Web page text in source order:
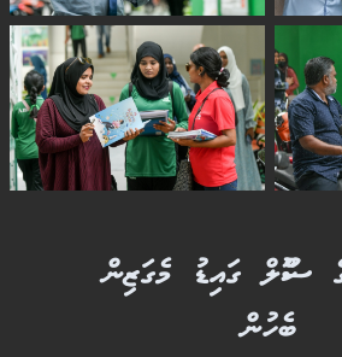
ސްކޫލް ގައިޑު މެގަޒިން
ބެހުން